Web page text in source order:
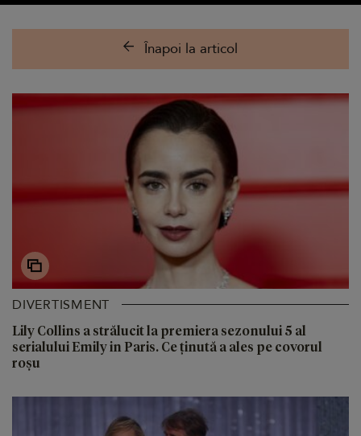
Înapoi la articol
DIVERTISMENT
Lily Collins a strălucit la premiera sezonului 5 al
serialului Emily in Paris. Ce ținută a ales pe covorul
roșu